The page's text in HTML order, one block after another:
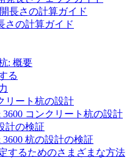
長さの計算ガイド
さの計算ガイド
: 概要
る
リート杭の設計
3600 コンクリート杭の設計
計の検証
3600 杭の設計の検証
するためのさまざまな方法